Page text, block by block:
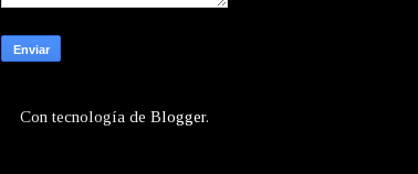
Con tecnología de Blogger.